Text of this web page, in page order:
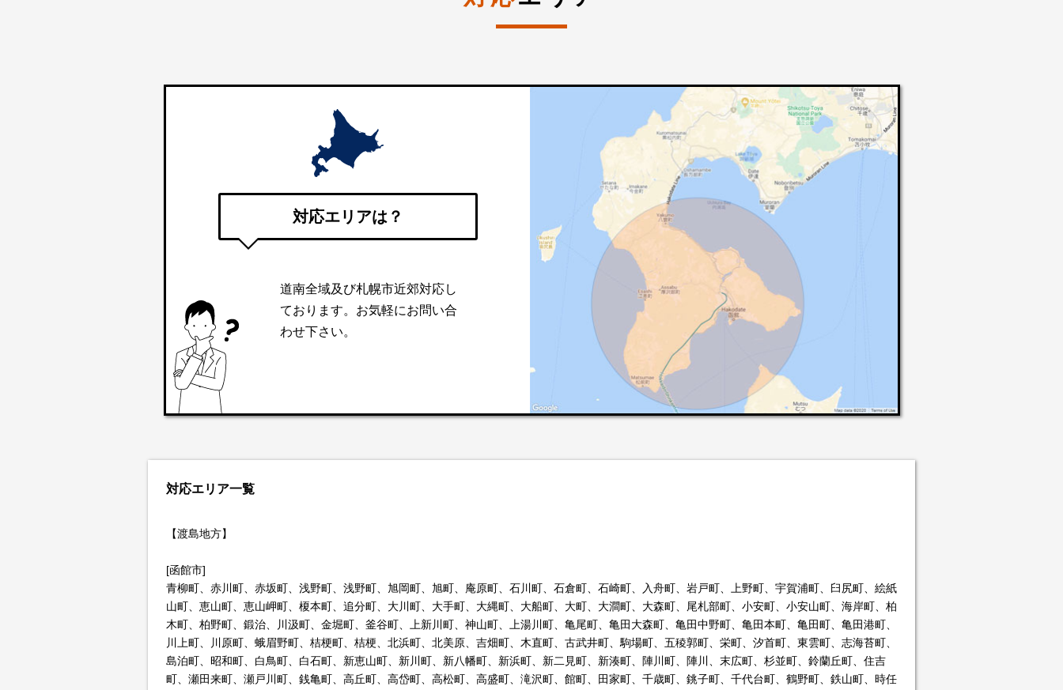
対応エリアは？
道南全域及び札幌市近郊対応し
ております。お気軽にお問い合
わせ下さい。
対応エリア一覧
【渡島地方】
[函館市]
青柳町、赤川町、赤坂町、浅野町、浅野町、旭岡町、旭町、庵原町、石川町、石倉町、石崎町、入舟町、岩戸町、上野町、宇賀浦町、臼尻町、絵紙
山町、恵山町、恵山岬町、榎本町、追分町、大川町、大手町、大縄町、大船町、大町、大澗町、大森町、尾札部町、小安町、小安山町、海岸町、柏
木町、柏野町、鍛治、川汲町、金堀町、釜谷町、上新川町、神山町、上湯川町、亀尾町、亀田大森町、亀田中野町、亀田本町、亀田町、亀田港町、
川上町、川原町、蛾眉野町、桔梗町、桔梗、北浜町、北美原、吉畑町、木直町、古武井町、駒場町、五稜郭町、栄町、汐首町、東雲町、志海苔町、
島泊町、昭和町、白鳥町、白石町、新恵山町、新川町、新八幡町、新浜町、新二見町、新湊町、陣川町、陣川、末広町、杉並町、鈴蘭丘町、住吉
町、瀬田来町、瀬戸川町、銭亀町、高丘町、高岱町、高松町、高盛町、滝沢町、館町、田家町、千歳町、銚子町、千代台町、鶴野町、鉄山町、時任